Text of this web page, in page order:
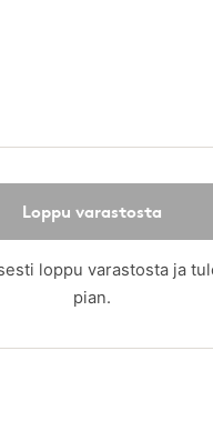
Loppu varastosta
loppu varastosta ja
pian.